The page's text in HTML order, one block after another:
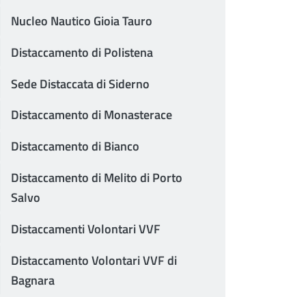
Nucleo Nautico Gioia Tauro
Distaccamento di Polistena
Sede Distaccata di Siderno
Distaccamento di Monasterace
Distaccamento di Bianco
Distaccamento di Melito di Porto
Salvo
Distaccamenti Volontari VVF
Distaccamento Volontari VVF di
Bagnara